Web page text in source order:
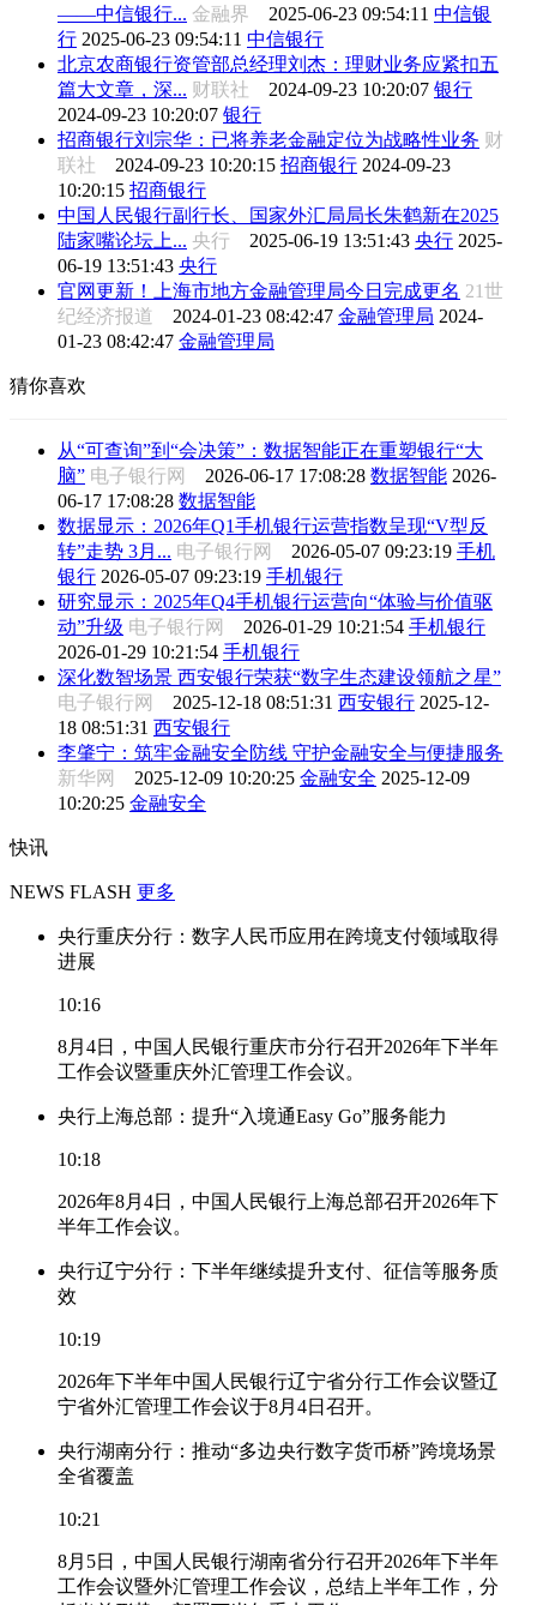
——中信银行... 金融界 2025-06-23 09:54:11 中信银
行 2025-06-23 09:54:11 中信银行
北京农商银行资管部总经理刘杰：理财业务应紧扣五
篇大文章，深... 财联社 2024-09-23 10:20:07 银行
2024-09-23 10:20:07 银行
招商银行刘宗华：已将养老金融定位为战略性业务 财
联社 2024-09-23 10:20:15 招商银行 2024-09-23
10:20:15 招商银行
中国人民银行副行长、国家外汇局局长朱鹤新在2025
陆家嘴论坛上... 央行 2025-06-19 13:51:43 央行 2025-
06-19 13:51:43 央行
官网更新！上海市地方金融管理局今日完成更名 21世
纪经济报道 2024-01-23 08:42:47 金融管理局 2024-
01-23 08:42:47 金融管理局
猜你喜欢
从“可查询”到“会决策”：数据智能正在重塑银行“大
脑” 电子银行网 2026-06-17 17:08:28 数据智能 2026-
06-17 17:08:28 数据智能
数据显示：2026年Q1手机银行运营指数呈现“V型反
转”走势 3月... 电子银行网 2026-05-07 09:23:19 手机
银行 2026-05-07 09:23:19 手机银行
研究显示：2025年Q4手机银行运营向“体验与价值驱
动”升级 电子银行网 2026-01-29 10:21:54 手机银行
2026-01-29 10:21:54 手机银行
深化数智场景 西安银行荣获“数字生态建设领航之星”
电子银行网 2025-12-18 08:51:31 西安银行 2025-12-
18 08:51:31 西安银行
李肇宁：筑牢金融安全防线 守护金融安全与便捷服务
新华网 2025-12-09 10:20:25 金融安全 2025-12-09
10:20:25 金融安全
快讯
NEWS FLASH 更多
央行重庆分行：数字人民币应用在跨境支付领域取得
进展
10:16
8月4日，中国人民银行重庆市分行召开2026年下半年
工作会议暨重庆外汇管理工作会议。
央行上海总部：提升“入境通Easy Go”服务能力
10:18
2026年8月4日，中国人民银行上海总部召开2026年下
半年工作会议。
央行辽宁分行：下半年继续提升支付、征信等服务质
效
10:19
2026年下半年中国人民银行辽宁省分行工作会议暨辽
宁省外汇管理工作会议于8月4日召开。
央行湖南分行：推动“多边央行数字货币桥”跨境场景
全省覆盖
10:21
8月5日，中国人民银行湖南省分行召开2026年下半年
工作会议暨外汇管理工作会议，总结上半年工作，分